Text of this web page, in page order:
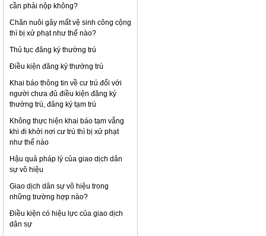
cần phải nộp không?
Chăn nuôi gây mất vệ sinh công cộng
thì bị xử phạt như thế nào?
Thủ tục đăng ký thường trú
Điều kiện đăng ký thường trú
Khai báo thông tin về cư trú đối với
người chưa đủ điều kiện đăng ký
thường trú, đăng ký tạm trú
Không thực hiện khai báo tạm vắng
khi đi khởi nơi cư trú thì bị xử phạt
như thế nào
Hậu quả pháp lý của giao dịch dân
sự vô hiệu
Giao dịch dân sự vô hiệu trong
những trường hợp nào?
Điều kiện có hiệu lực của giao dịch
dân sự